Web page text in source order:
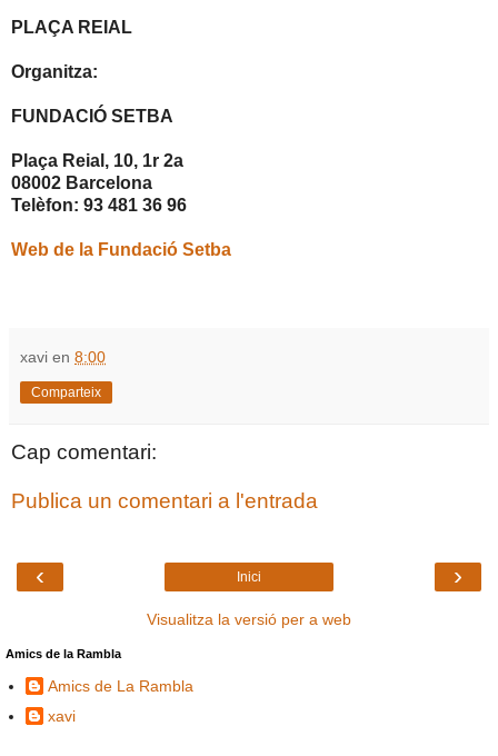
PLAÇA REIAL
Organitza:
FUNDACIÓ SETBA
Plaça Reial, 10, 1r 2a
08002 Barcelona
Telèfon: 93 481 36 96
Web de la Fundació Setba
xavi en 8:00
Comparteix
Cap comentari:
Publica un comentari a l'entrada
‹ ›
Inici
Visualitza la versió per a web
Amics de la Rambla
Amics de La Rambla
xavi